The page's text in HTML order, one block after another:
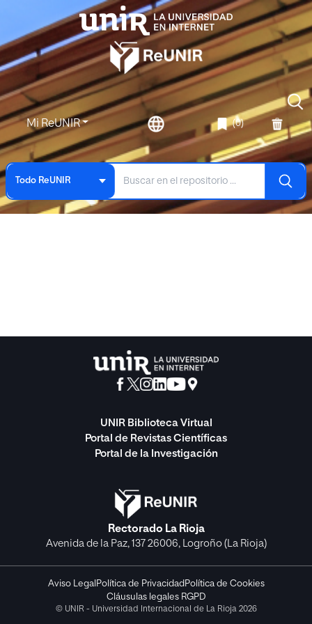
Mi ReUNIR (0)
Todo ReUNIR
UNIR Biblioteca Virtual
Portal de Revistas Científicas
Portal de la Investigación
Rectorado La Rioja
Avenida de la Paz, 137 26006, Logroño (La Rioja)
Aviso Legal Política de Privacidad Política de Cookies
Cláusulas legales RGPD
© UNIR - Universidad Internacional de La Rioja 2026